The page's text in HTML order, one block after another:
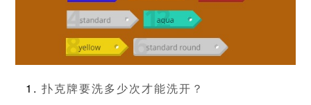
扑克牌要洗多少次才能洗开？